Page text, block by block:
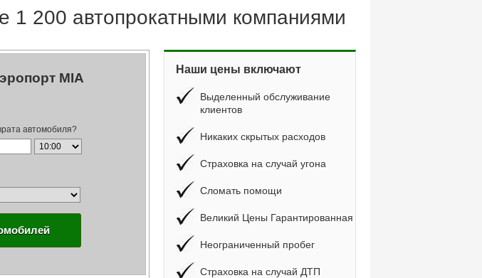
200 автопрокатными компаниями
MIA
автомобиля?
Наши цены включают
Выделенный обслуживание
клиентов
Никаких скрытых расходов
Страховка на случай угона
Сломать помощи
Великий Цены Гарантированная
Неограниченный пробег
Страховка на случай ДТП